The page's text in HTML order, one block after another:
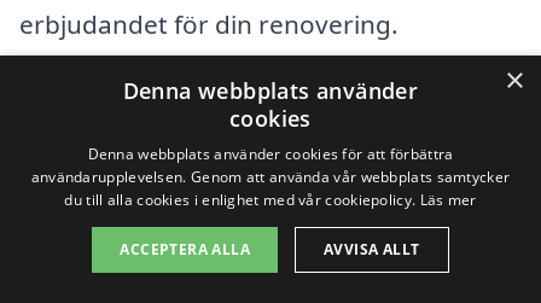
erbjudandet för din renovering.
Få 3 erbjudanden, gratis och utan
förpliktelser
Sök efter en
×
Denna webbplats använder
cookies
Denna webbplats använder cookies för att förbättra
användarupplevelsen. Genom att använda vår webbplats samtycker
du till alla cookies i enlighet med vår cookiepolicy. Läs mer
ACCEPTERA ALLA AVVISA ALLT